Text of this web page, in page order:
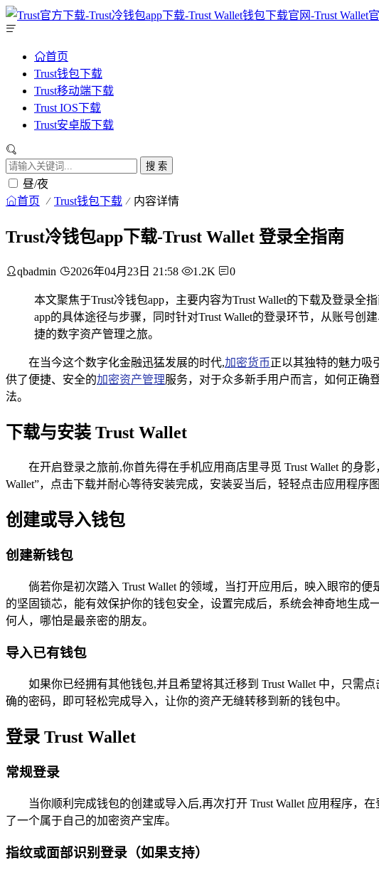
首页
Trust钱包下载
Trust移动端下载
Trust IOS下载
Trust安卓版下载
搜 索
昼/夜
首页 Trust钱包下载 内容详情
Trust冷钱包app下载-Trust Wallet 登录全指南
qbadmin 2026年04月23日 21:58 1.2K 0
本文聚焦于Trust冷钱包app，主要内容为Trust Wallet的下载及登录
app的具体途径与步骤，同时针对Trust Wallet的登录环节，从账号
捷的数字资产管理之旅。
在当今这个数字化金融迅猛发展的时代,加密货币正以其独特的魅力吸
供了便捷、安全的加密资产管理服务，对于众多新手用户而言，如何正确
法。
下载与安装 Trust Wallet
在开启登录之旅前,你首先得在手机应用商店里寻觅 Trust Wallet 的身
Wallet”，点击下载并耐心等待安装完成，安装妥当后，轻轻点击应用程序
创建或导入钱包
创建新钱包
倘若你是初次踏入 Trust Wallet 的领域，当打开应用后，映入眼帘的
的坚固锁芯，能有效保护你的钱包安全，设置完成后，系统会神奇地生
何人，哪怕是最亲密的朋友。
导入已有钱包
如果你已经拥有其他钱包,并且希望将其迁移到 Trust Wallet 中，只需
确的密码，即可轻松完成导入，让你的资产无缝转移到新的钱包中。
登录 Trust Wallet
常规登录
当你顺利完成钱包的创建或导入后,再次打开 Trust Wallet 应用程序
了一个属于自己的加密资产宝库。
指纹或面部识别登录（如果支持）